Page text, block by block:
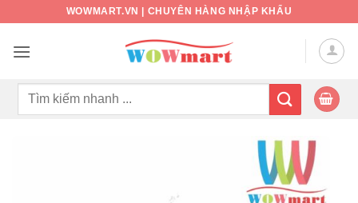
nội
WOWMART.VN | CHUYÊN HÀNG NHẬP KHẨU
Tìm